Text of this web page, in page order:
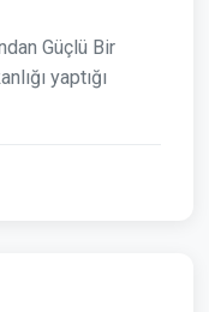
Güçlü Bir
yaptığı